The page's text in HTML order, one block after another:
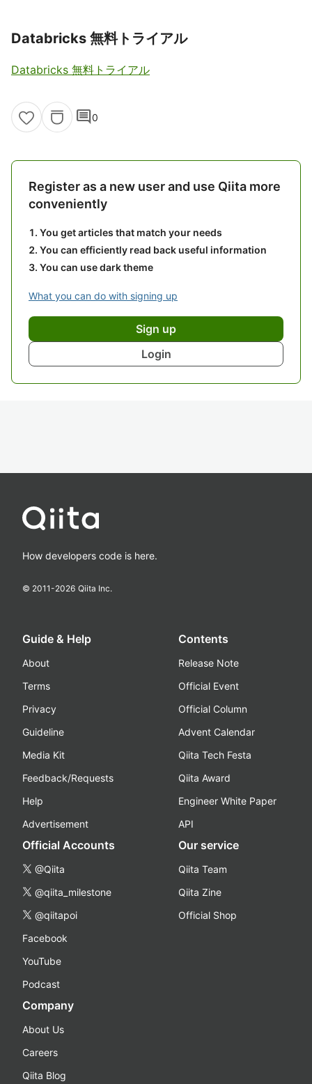
Databricks 無料トライアル
Databricks 無料トライアル
comment0
Register as a new user and use Qiita more
conveniently
You get articles that match your needs
You can efficiently read back useful information
You can use dark theme
What you can do with signing up
Sign up
Login
How developers code is here.
© 2011-2026 Qiita Inc.
Guide & Help
About
Terms
Privacy
Guideline
Media Kit
Feedback/Requests
Help
Advertisement
Contents
Release Note
Official Event
Official Column
Advent Calendar
Qiita Tech Festa
Qiita Award
Engineer White Paper
API
Official Accounts
@Qiita
@qiita_milestone
@qiitapoi
Facebook
YouTube
Podcast
Our service
Qiita Team
Qiita Zine
Official Shop
Company
About Us
Careers
Qiita Blog